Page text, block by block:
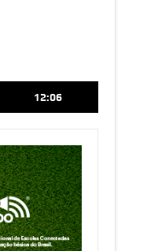
por assédio sexual e
12:06